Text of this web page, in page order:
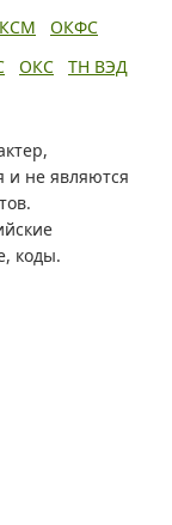
ОКФС
ОКС
ТН ВЭД
и не являются
коды.